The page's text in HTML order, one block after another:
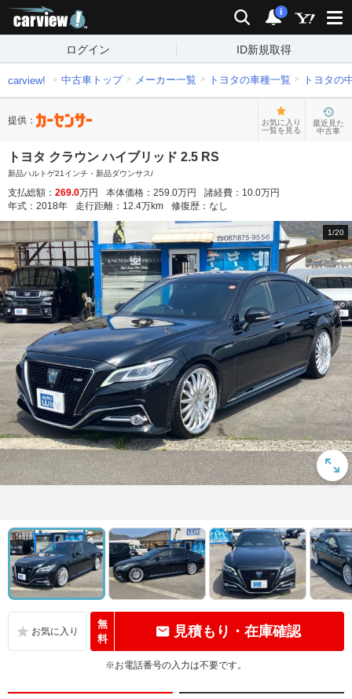
検索 通知
i
ログイン ID新規取得
carview! 中古車トップ メーカー一覧 トヨタの車種一覧 トヨタの
提供：
お気に入り
一覧を見る
最近見た
中古車
トヨタ クラウン ハイブリッド 2.5 RS
新品ハルトゲ21インチ・新品ダウンサス/
支払総額： 269.0万円 本体価格： 259.0万円 諸経費： 10.0万円
年式： 2018年 走行距離： 12.4万km 修復歴： なし
1/20
無
料
見積もり・在庫確認
※お電話番号の入力は不要です。